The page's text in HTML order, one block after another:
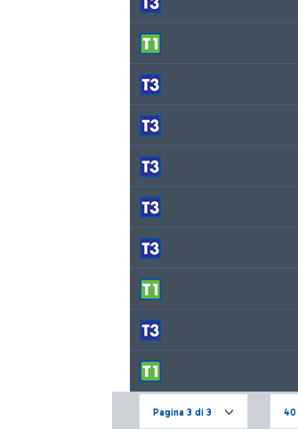
Pagina 3 di 3 40